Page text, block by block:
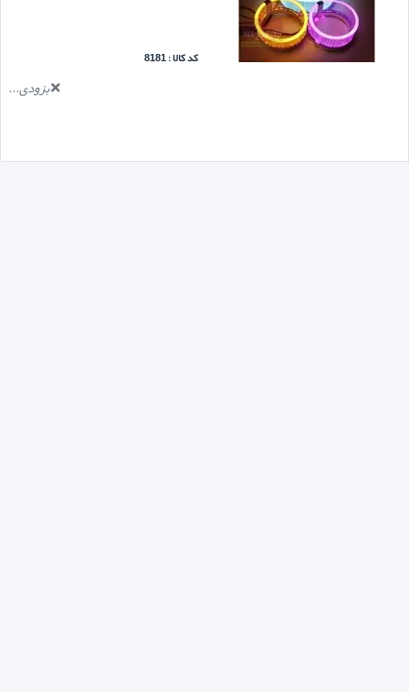
کد کالا : 8181
بزودی...